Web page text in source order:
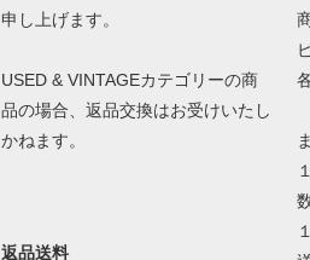
申し上げます。
USED & VINTAGEカテゴリーの商
品の場合、返品交換はお受けいたし
かねます。
返品送料